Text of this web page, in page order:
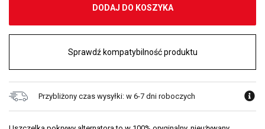
DODAJ DO KOSZYKA
Sprawdź kompatybilność produktu
Przybliżony czas wysyłki: w 6-7 dni roboczych